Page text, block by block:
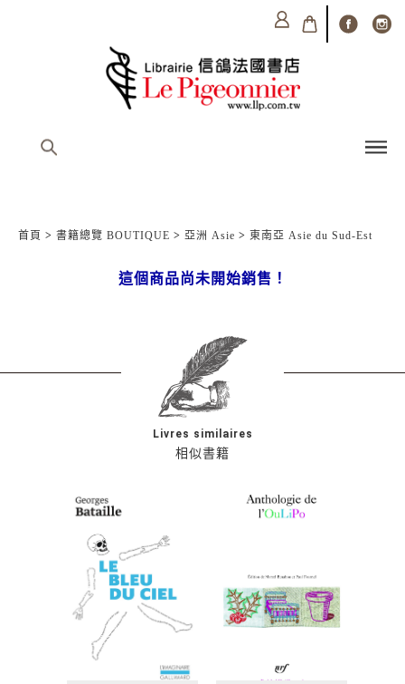
首頁 > 書籍總覽 BOUTIQUE > 亞洲 Asie > 東南亞 Asie du Sud-Est
這個商品尚未開始銷售！
相似書籍
Livres similaires